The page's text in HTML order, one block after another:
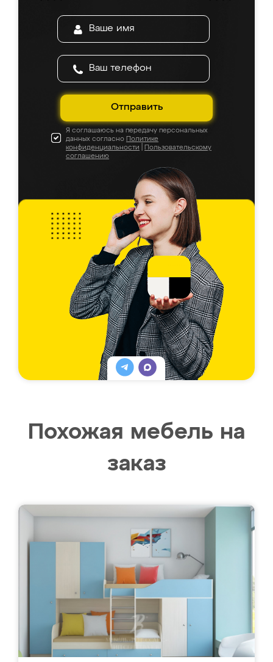
Отправить
Я соглашаюсь на передачу персональных
данных согласно Политике
конфиденциальности
Пользовательскому
соглашению
Похожая мебель на
заказ